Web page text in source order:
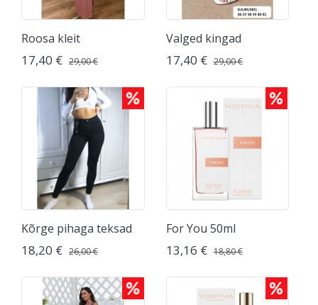
Roosa kleit
17,40 € 29,00 €
Valged kingad
17,40 € 29,00 €
Kõrge pihaga teksad
18,20 € 26,00 €
For You 50ml
13,16 € 18,80 €